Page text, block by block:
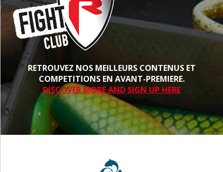
RETROUVEZ NOS MEILLEURS CONTENUS ET
COMPETITIONS EN AVANT-PREMIERE.
DISCOVER MORE AND SIGN UP HERE